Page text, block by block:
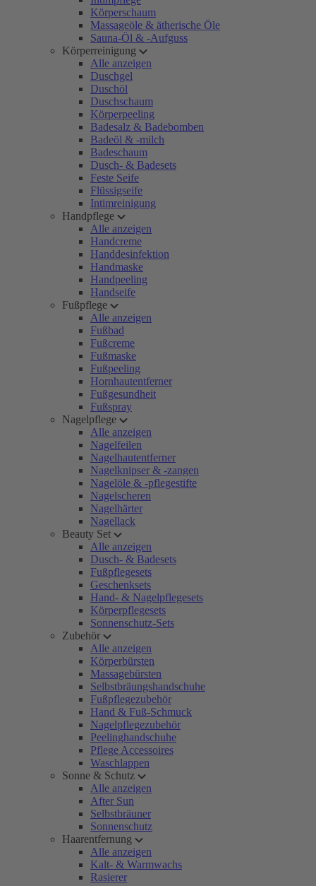
Körperschaum
Massageöle & ätherische Öle
Sauna-Öl & -Aufguss
Körperreinigung
Alle anzeigen
Duschgel
Duschöl
Duschschaum
Körperpeeling
Badesalz & Badebomben
Badeöl & -milch
Badeschaum
Dusch- & Badesets
Feste Seife
Flüssigseife
Intimreinigung
Handpflege
Alle anzeigen
Handcreme
Handdesinfektion
Handmaske
Handpeeling
Handseife
Fußpflege
Alle anzeigen
Fußbad
Fußcreme
Fußmaske
Fußpeeling
Hornhautentferner
Fußgesundheit
Fußspray
Nagelpflege
Alle anzeigen
Nagelfeilen
Nagelhautentferner
Nagelknipser & -zangen
Nagelöle & -pflegestifte
Nagelscheren
Nagelhärter
Nagellack
Beauty Set
Alle anzeigen
Dusch- & Badesets
Fußpflegesets
Geschenksets
Hand- & Nagelpflegesets
Körperpflegesets
Sonnenschutz-Sets
Zubehör
Alle anzeigen
Körperbürsten
Massagebürsten
Selbstbräungshandschuhe
Fußpflegezubehör
Hand & Fuß-Schmuck
Nagelpflegezubehör
Peelinghandschuhe
Pflege Accessoires
Waschlappen
Sonne & Schutz
Alle anzeigen
After Sun
Selbstbräuner
Sonnenschutz
Haarentfernung
Alle anzeigen
Kalt- & Warmwachs
Rasierer